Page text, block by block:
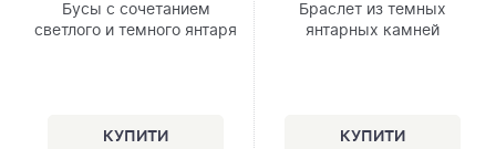
Бусы с сочетанием
светлого и темного янтаря
Браслет из темных
янтарных камней